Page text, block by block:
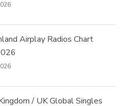
Airplay Radios Chart
/ UK Global Singles